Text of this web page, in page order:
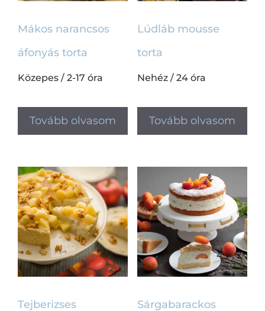
Mákos narancsos
áfonyás torta
Közepes / 2-17 óra
Tovább olvasom
Lúdláb mousse
torta
Nehéz/ 24 óra
Tovább olvasom
Tejberizses
Sárgabarackos